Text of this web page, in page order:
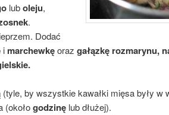
luboleju,
.
Dodać
i marchewkęoraz gałązkę rozmarynu,
(tyle, by wszystkie kawałki mięsa były w
(okołogodzinę lub dłużej).